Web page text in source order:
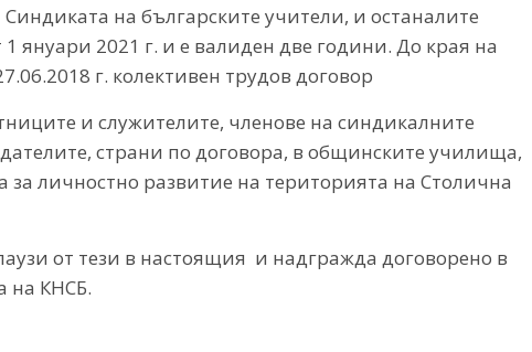
на българските учители, и останалите
януари 2021 г. и е валиден две години. До края на
г. колективен трудов договор
и служителите, членове на синдикалните
страни по договора, в общинските училища,
личностно развитие на територията на Столична
от тези в настоящия и надгражда договорено в
на КНСБ.